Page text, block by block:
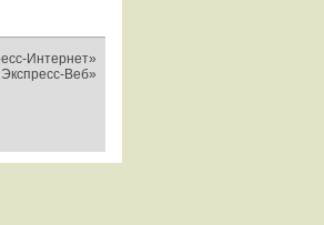
Интернет»
Веб»